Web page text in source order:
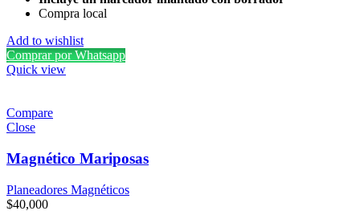
Compra local
Add to wishlist
Comprar por Whatsapp
Quick view
Compare
Close
Magnético Mariposas
Planeadores Magnéticos
$40,000